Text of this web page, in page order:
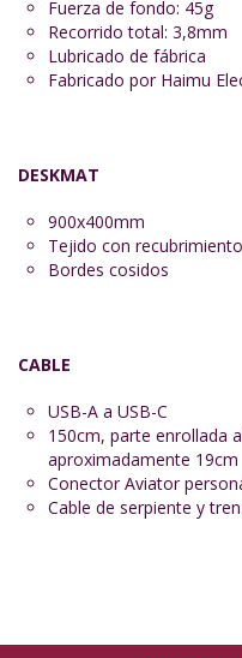
Fuerza de fondo: 45g
Recorrido total: 3,8mm
Lubricado de fábrica
Fabricado por Haimu
DESKMAT
900x400mm
Tejido con
Bordes cosidos
CABLE
USB-A a USB-C
150cm, parte enrollada
aproximadamente 19cm
Conector Aviator
Cable de serpiente y